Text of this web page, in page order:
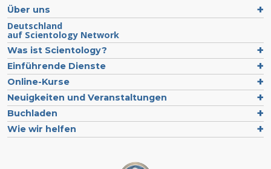
Über uns
Deutschland
auf Scientology Network
Was ist Scientology?
Einführende Dienste
Online-Kurse
Neuigkeiten und Veranstaltungen
Buchladen
Wie wir helfen